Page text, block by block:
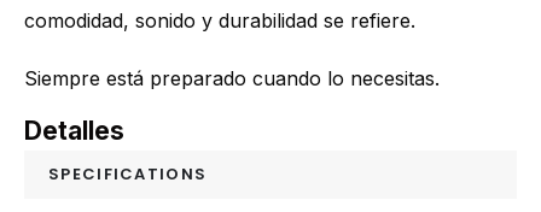
comodidad, sonido y durabilidad se refiere.
Siempre está preparado cuando lo necesitas.
Detalles
SPECIFICATIONS